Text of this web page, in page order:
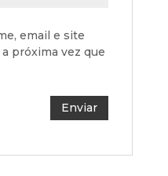
email e site
próxima vez que